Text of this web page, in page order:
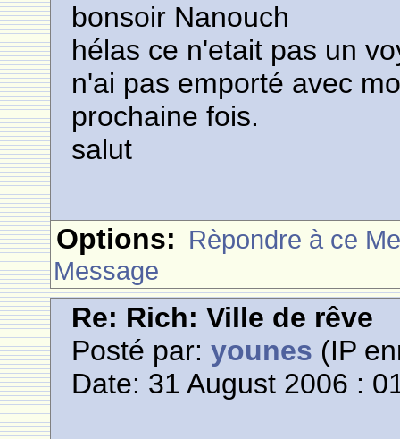
bonsoir Nanouch
hélas ce n'etait pas un
n'ai pas emporté avec
prochaine fois.
salut
Options: Rèpondre à ce
Message
Re: Rich: Ville de rêve
Posté par:younes (IP
Date: 31 August 2006 :